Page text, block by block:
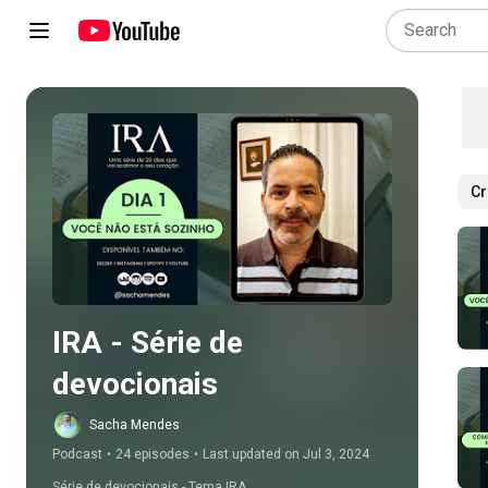
Play all
IRA - Série de
devocionais
Sacha Mendes
Podcast • 24 episodes • Last updated on Jul 3, 2024